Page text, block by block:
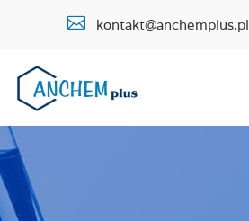
 kontakt@anchemplus.pl